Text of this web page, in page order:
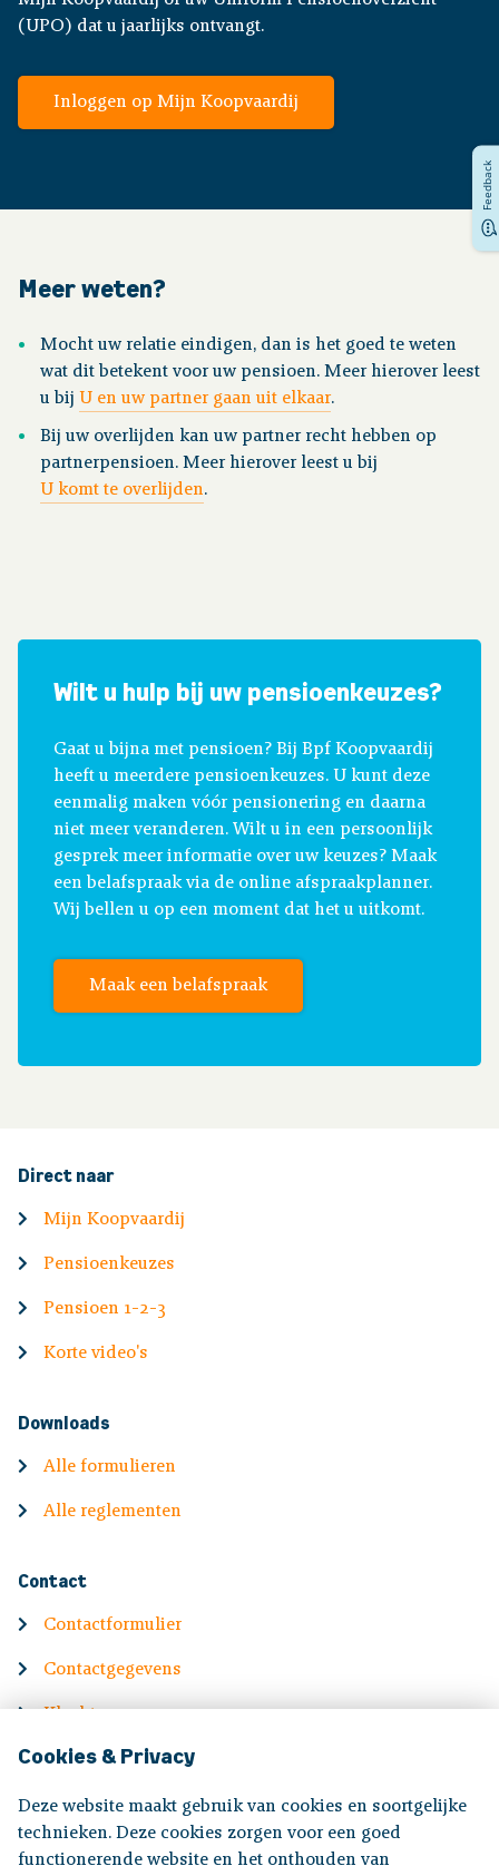
Cookies & Privacy
Deze website maakt gebruik van cookies en soortgelijke
technieken. Deze cookies zorgen voor een goed
functionerende website en het onthouden van
(UPO) dat u jaarlijks ontvangt.
Inloggen op Mijn Koopvaardij
Meer weten?
Mocht uw relatie eindigen, dan is het goed te weten
wat dit betekent voor uw pensioen. Meer hierover leest
u bij U en uw partner gaan uit elkaar.
Bij uw overlijden kan uw partner recht hebben op
partnerpensioen. Meer hierover leest u bij
U komt te overlijden.
Wilt u hulp bij uw pensioenkeuzes?
Gaat u bijna met pensioen? Bij Bpf Koopvaardij
heeft u meerdere pensioenkeuzes. U kunt deze
eenmalig maken vóór pensionering en daarna
niet meer veranderen. Wilt u in een persoonlijk
gesprek meer informatie over uw keuzes? Maak
een belafspraak via de online afspraakplanner.
Wij bellen u op een moment dat het u uitkomt.
Maak een belafspraak
Direct naar
Mijn Koopvaardij
Pensioenkeuzes
Pensioen 1-2-3
Korte video's
Downloads
Alle formulieren
Alle reglementen
Contact
Contactformulier
Contactgegevens
Klachten
Information in English
Feedback